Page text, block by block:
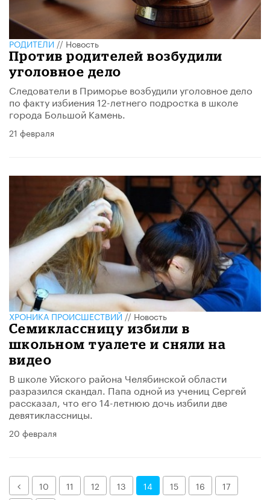
РОДИТЕЛИ//Новость
Против родителей возбудили
уголовное дело
Следователи в Приморье возбудили уголовное дело
по факту избиения 12-летнего подростка в школе
города Большой Камень.
21 февраля
ХРОНИКА ПРОИСШЕСТВИЙ//Новость
Семиклассницу избили в
школьном туалете и сняли на
видео
В школе Уйского района Челябинской области
разразился скандал. Папа одной из учениц Сергей
рассказал, что его 14-летнюю дочь избили две
девятиклассницы.
20 февраля
Назад10 11 12 13 14 15 16
17